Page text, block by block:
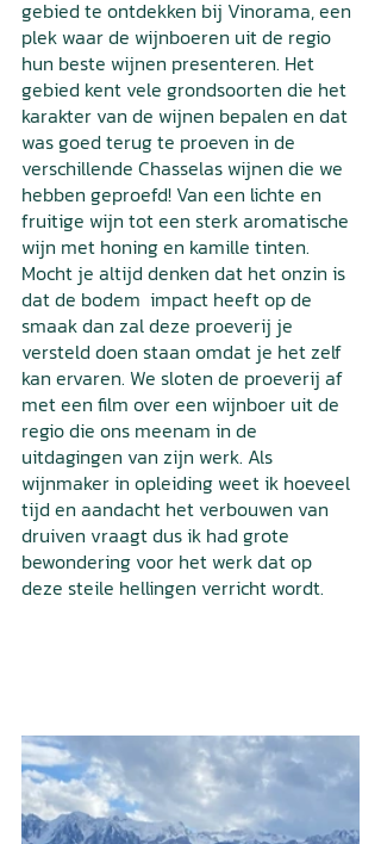
gebied te ontdekken bij Vinorama, een
plek waar de wijnboeren uit de regio
hun beste wijnen presenteren. Het
gebied kent vele grondsoorten die het
karakter van de wijnen bepalen en dat
was goed terug te proeven in de
verschillende Chasselas wijnen die we
hebben geproefd! Van een lichte en
fruitige wijn tot een sterk aromatische
wijn met honing en kamille tinten.
Mocht je altijd denken dat het onzin is
dat de bodem  impact heeft op de
smaak dan zal deze proeverij je
versteld doen staan omdat je het zelf
kan ervaren. We sloten de proeverij af
met een film over een wijnboer uit de
regio die ons meenam in de
uitdagingen van zijn werk. Als
wijnmaker in opleiding weet ik hoeveel
tijd en aandacht het verbouwen van
druiven vraagt dus ik had grote
bewondering voor het werk dat op
deze steile hellingen verricht wordt.